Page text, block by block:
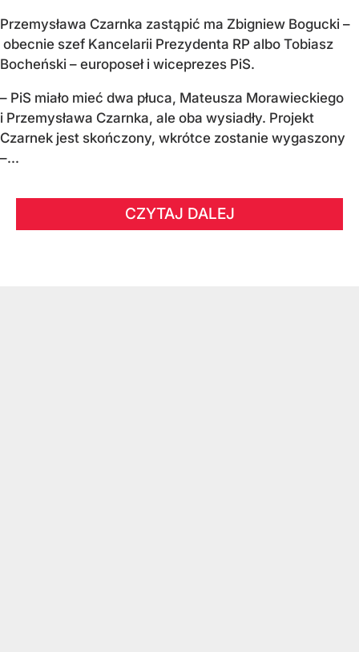
Przemysława Czarnka zastąpić ma Zbigniew Bogucki –
obecnie szef Kancelarii Prezydenta RP albo Tobiasz
Bocheński – europoseł i wiceprezes PiS.
– PiS miało mieć dwa płuca, Mateusza Morawieckiego
i Przemysława Czarnka, ale oba wysiadły. Projekt
Czarnek jest skończony, wkrótce zostanie wygaszony
–...
CZYTAJ DALEJ